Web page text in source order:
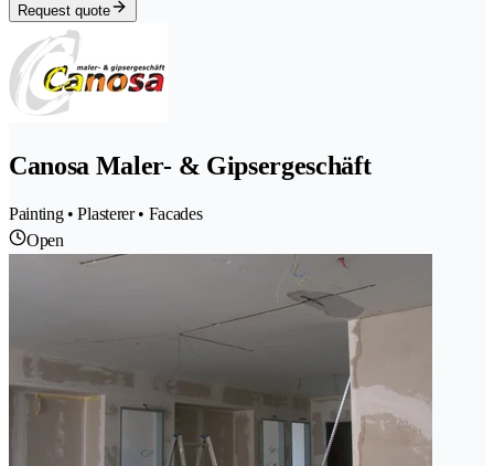
Request quote
Canosa Maler- & Gipsergeschäft
Painting • Plasterer • Facades
Open